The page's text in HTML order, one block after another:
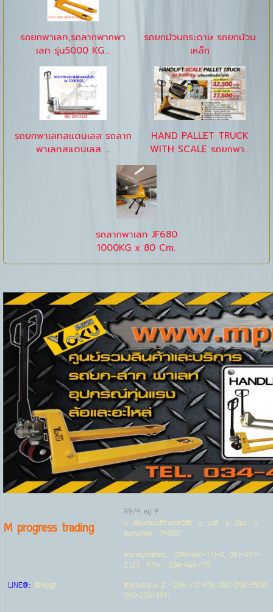
รถยกพาเลท,รถลากพากพา
เลท รุ่น5000 KG...
รถยกม้วนกระดาษ รถยกม้วน
เหล็ก
รถยกพาเลทสแตนเลส รถลาก
พาเลทสแตนเลส ...
HAND PALLET TRUCK
WITH SCALE รถยกพา...
รถลากพาเลท JF680
1000KG x 80 Cm.
99/4 หมู่ 9
M progress trading
ถ. เลียบคลองสี่วาพาสวัสดิ์ ต. นาดี อ. เมือง จ.
สมุทรสาคร 74000
LINE@: @mpgt
สาขาสมุทรสาคร: 034-466-171-2, 081-257-
2123 FAX : 034-466-173
สาขาพระราม 2 : 034-112-476 080-208-9500
080-208-1911